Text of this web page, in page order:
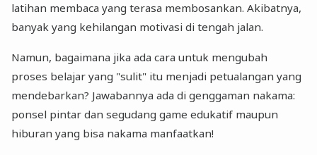
latihan membaca yang terasa membosankan. Akibatnya,
banyak yang kehilangan motivasi di tengah jalan.
Namun, bagaimana jika ada cara untuk mengubah
proses belajar yang "sulit" itu menjadi petualangan yang
mendebarkan? Jawabannya ada di genggaman nakama:
ponsel pintar dan segudang game edukatif maupun
hiburan yang bisa nakama manfaatkan!